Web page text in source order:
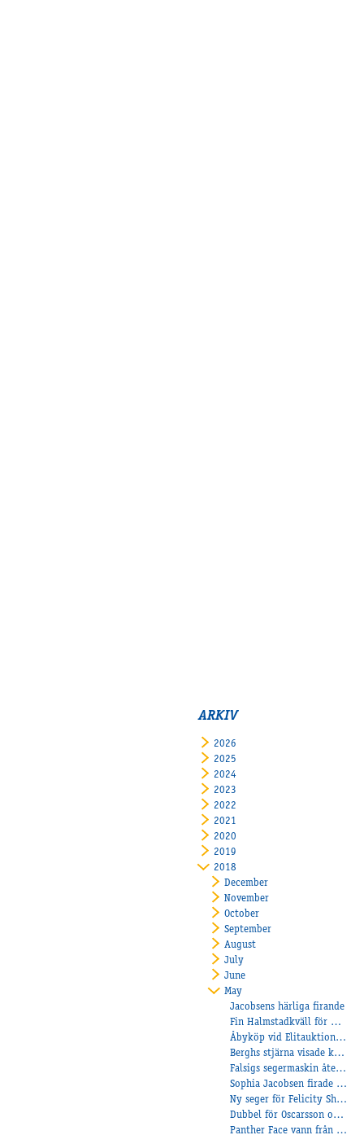
ARKIV
2026
2025
2024
2023
2022
2021
2020
2019
2018
December
November
October
September
August
July
June
May
Jacobsens härliga firande
Fin Halmstadkväll för Åbylaget.
Åbyköp vid Elitauktionen!
Berghs stjärna visade klassen
Falsigs segermaskin åter i vinnarcirkeln
Sophia Jacobsen firade framgångar i Norge
Ny seger för Felicity Shagwell
Dubbel för Oscarsson och trippel för Heiskanen
Panther Face vann från dödens